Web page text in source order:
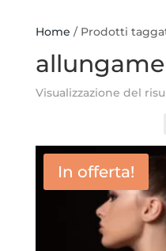
Home / Prodotti
Visualizzazione del
In offerta!